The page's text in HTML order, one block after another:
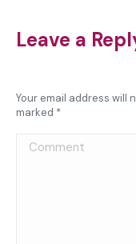
Leave a
Your email address will
marked *
Comment